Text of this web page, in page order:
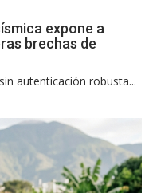
expone a
brechas de
autenticación robusta...